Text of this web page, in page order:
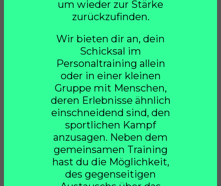
um wieder zur Stärke
zurückzufinden.
Wir bieten dir an, dein
Schicksal im
Personaltraining allein
oder in einer kleinen
Gruppe mit Menschen,
deren Erlebnisse ähnlich
einschneidend sind, den
sportlichen Kampf
anzusagen. Neben dem
gemeinsamen Training
hast du die Möglichkeit,
des gegenseitigen